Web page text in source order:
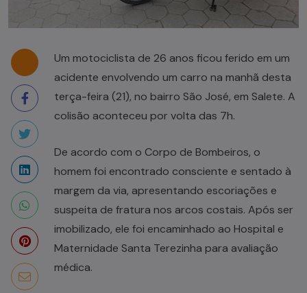
Um motociclista de 26 anos ficou ferido em um
acidente envolvendo um carro na manhã desta
terça-feira (21), no bairro São José, em Salete. A
colisão aconteceu por volta das 7h.
De acordo com o Corpo de Bombeiros, o
homem foi encontrado consciente e sentado à
margem da via, apresentando escoriações e
suspeita de fratura nos arcos costais. Após ser
imobilizado, ele foi encaminhado ao Hospital e
Maternidade Santa Terezinha para avaliação
médica.